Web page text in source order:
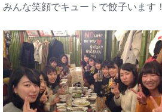
みんな笑顔でキュートで餃子います！